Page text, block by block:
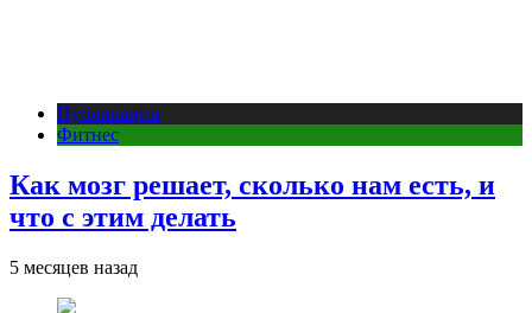
Публикации
Фитнес
Как мозг решает, сколько нам есть, и
что с этим делать
5 месяцев назад